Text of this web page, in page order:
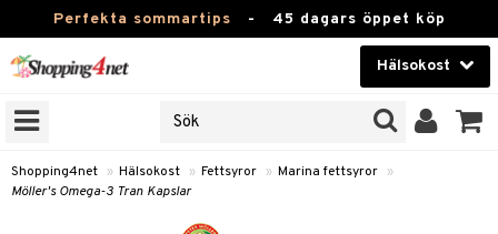
Perfekta sommartips - 45 dagars öppet köp
Hälsokost
Skönhet
Kontaktlinser
Shopping4net » Hälsokost » Fettsyror » Marina fettsyror »
Möller's Omega-3 Tran Kapslar